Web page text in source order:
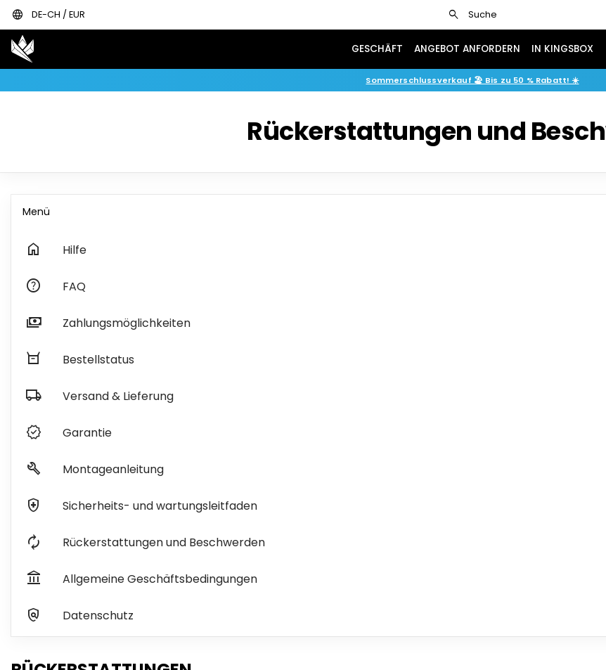
language DE-CH / EUR search Suche
GESCHÄFT ANGEBOT ANFORDERN IN KINGSBOX
Sommerschlussverkauf 🏖️ Bis zu 50 % Rabatt! ☀️
Rückerstattungen und
Menü
home
Hilfe
help FAQ
payments Zahlungsmöglichkeiten
orders Bestellstatus
local_shipping Versand & Lieferung
verified Garantie
build Montageanleitung
health_and_safety Sicherheits- und wartungsleitfaden
autorenew Rückerstattungen und Beschwerden
account_balance Allgemeine Geschäftsbedingungen
policy Datenschutz